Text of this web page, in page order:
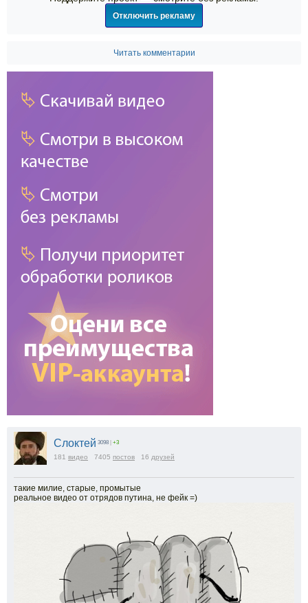
Отключить рекламу
Читать комментарии
Слоктей 3098 | +3
181 видео 7405 постов 16 друзей
такие милие, старые, промытые
реальное видео от отрядов путина, не фейк =)